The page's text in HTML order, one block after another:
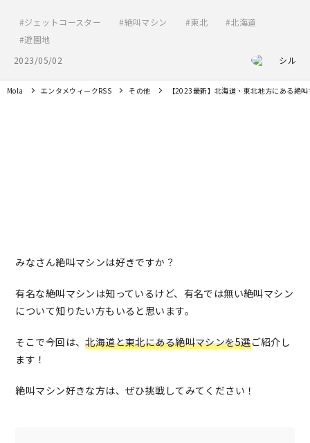
ジェットコースター 絶叫マシン 東北
北海道
遊園地
2023/05/02
シル
Mola エンタメウィークRSS その他 【2023最新】北海道・東北地方にある絶
みなさん絶叫マシンは好きですか？
有名な絶叫マシンは知っているけど、有名では無い絶叫マシン
について知りたい方もいると思います。
そこで今回は、北海道と東北にある絶叫マシンを5選ご紹介し
ます！
絶叫マシン好きな方は、ぜひ挑戦してみてください！